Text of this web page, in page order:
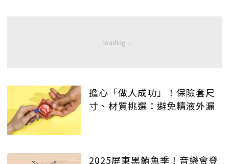
擔心「做人成功」！保險套尺
寸、材質挑選：避免精液外漏
2025屏東黑鮪魚季！音樂會登